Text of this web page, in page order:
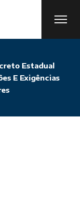
Estadual
E Exigências